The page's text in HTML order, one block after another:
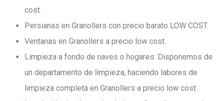
cost.
Persianas en Granollers con precio barato LOW COST.
Ventanas en Granollers a precio low cost.
Limpieza a fondo de naves o hogares: Disponemos de
un departamento de limpieza, haciendo labores de
limpieza completa en Granollers a precio low cost.